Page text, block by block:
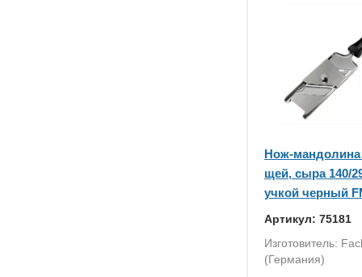
Нож-
щей, сыра 140/
учкой черный
Артикул: 75181
Изготовитель:
(Германия)